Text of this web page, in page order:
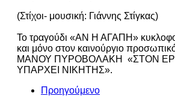
(Στίχοι- μουσική: Γιάννης Στίγκας)
Το τραγούδι «ΑΝ Η ΑΓΑΠΗ»
και μόνο στον καινούργιο
ΜΑΝΟΥ ΠΥΡΟΒΟΛΑΚΗ «ΣΤΟΝ
ΥΠΑΡΧΕΙ ΝΙΚΗΤΗΣ».
Προηγούμενο